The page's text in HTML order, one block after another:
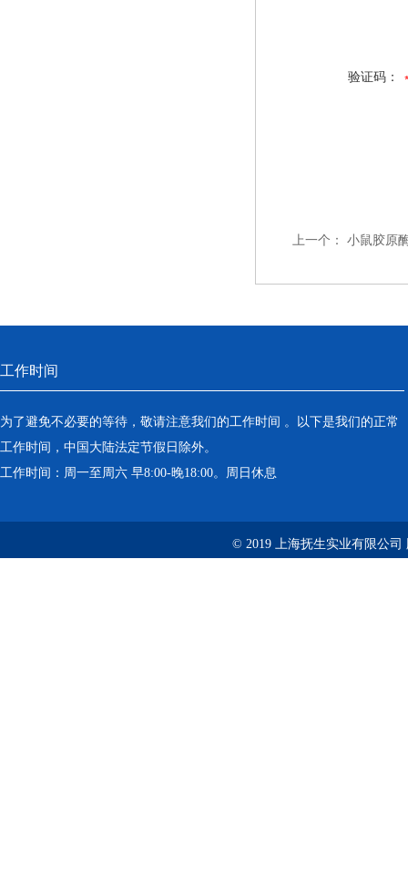
验证码：
上一个： 小鼠胶原
工作时间
为了避免不必要的等待，敬请注意我们的工作时间 。以下是我们的正常
工作时间，中国大陆法定节假日除外。
工作时间：周一至周六 早8:00-晚18:00。周日休息
© 2019 上海抚生实业有限公司